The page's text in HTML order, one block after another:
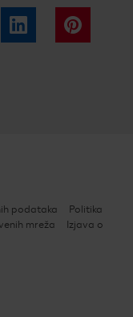
LinkedIn
podataka
Politika
mreža
Izjava o